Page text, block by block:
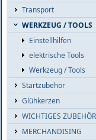
Transport
WERKZEUG / TOOLS
Einstellhilfen
elektrische Tools
Werkzeug / Tools
Startzubehör
Glühkerzen
WICHTIGES ZUBEHÖR
MERCHANDISING